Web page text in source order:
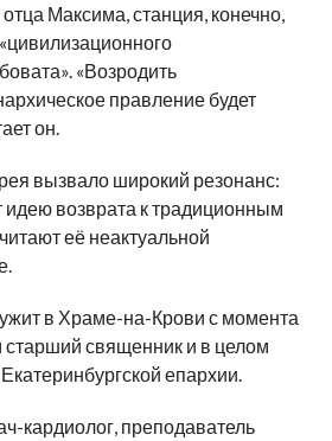
Максима, станция, конечно,
«цивилизационного
». «Возродить
правление будет
он.
вызвало широкий резонанс:
возврата ктрадиционным
её неактуальной
в Храме-на-Крови с момента
старший священник и в целом
Екатеринбургской епархии.
кардиолог, преподаватель